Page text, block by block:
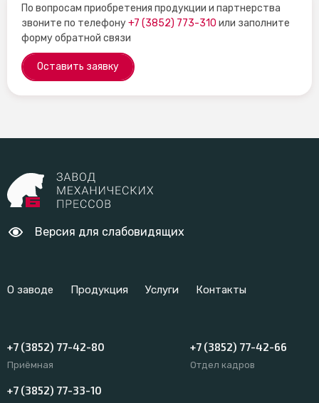
По вопросам приобретения продукции и партнерства
звоните по телефону+7 (3852) 773-310 или заполните
форму обратной связи
Оставить заявку
Версия для слабовидящих
О заводе Продукция Услуги Контакты
+7 (3852) 77-42-80
Приёмная
+7 (3852) 77-33-10
+7 (3852) 77-42-66
Отдел кадров